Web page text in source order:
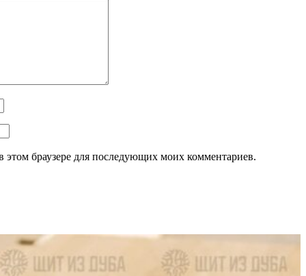
этом браузере для последующих моих комментариев.